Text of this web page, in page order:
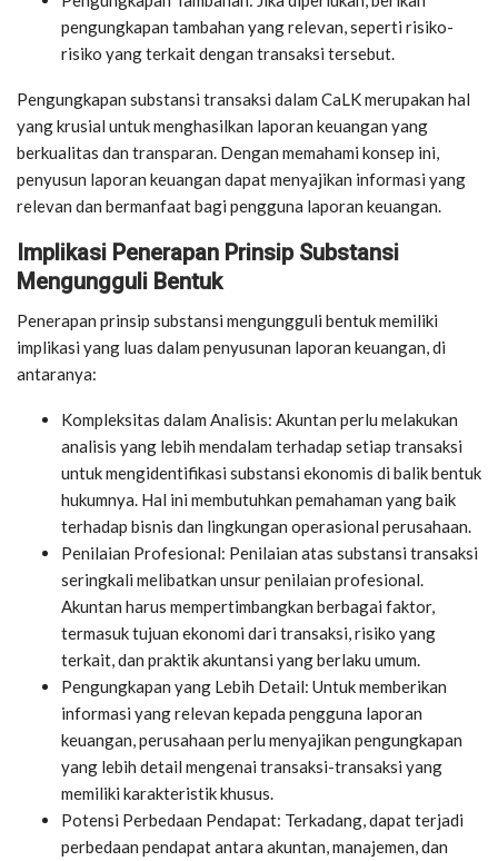
pengungkapan tambahan yang relevan, seperti risiko-
risiko yang terkait dengan transaksi tersebut.
Pengungkapan substansi transaksi dalam CaLK merupakan hal
yang krusial untuk menghasilkan laporan keuangan yang
berkualitas dan transparan. Dengan memahami konsep ini,
penyusun laporan keuangan dapat menyajikan informasi yang
relevan dan bermanfaat bagi pengguna laporan keuangan.
Implikasi Penerapan Prinsip Substansi
Mengungguli Bentuk
Penerapan prinsip substansi mengungguli bentuk memiliki
implikasi yang luas dalam penyusunan laporan keuangan, di
antaranya:
Kompleksitas dalam Analisis: Akuntan perlu melakukan
analisis yang lebih mendalam terhadap setiap transaksi
untuk mengidentifikasi substansi ekonomis di balik bentuk
hukumnya. Hal ini membutuhkan pemahaman yang baik
terhadap bisnis dan lingkungan operasional perusahaan.
Penilaian Profesional: Penilaian atas substansi transaksi
seringkali melibatkan unsur penilaian profesional.
Akuntan harus mempertimbangkan berbagai faktor,
termasuk tujuan ekonomi dari transaksi, risiko yang
terkait, dan praktik akuntansi yang berlaku umum.
Pengungkapan yang Lebih Detail: Untuk memberikan
informasi yang relevan kepada pengguna laporan
keuangan, perusahaan perlu menyajikan pengungkapan
yang lebih detail mengenai transaksi-transaksi yang
memiliki karakteristik khusus.
Potensi Perbedaan Pendapat: Terkadang, dapat terjadi
perbedaan pendapat antara akuntan, manajemen, dan